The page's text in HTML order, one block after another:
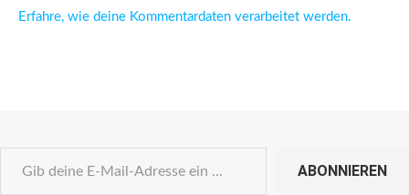
Erfahre, wie deine Kommentardaten verarbeitet werden.
ABONNIEREN